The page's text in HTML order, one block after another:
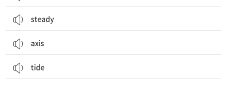
steady
axis
tide